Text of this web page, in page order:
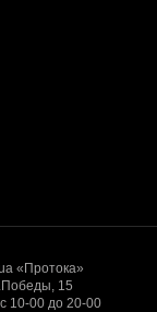
«Протока»
15
10-00 до 20-00